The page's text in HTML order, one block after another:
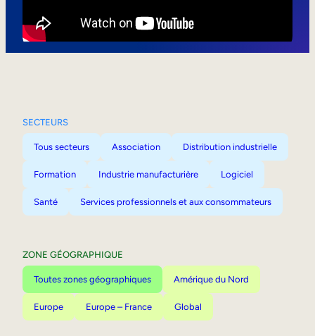
SECTEURS
Tous secteurs Association Distribution industrielle
Formation Industrie manufacturière Logiciel
Santé Services professionnels et aux consommateurs
ZONE GÉOGRAPHIQUE
Toutes zones géographiques Amérique du Nord
Europe Europe – France Global